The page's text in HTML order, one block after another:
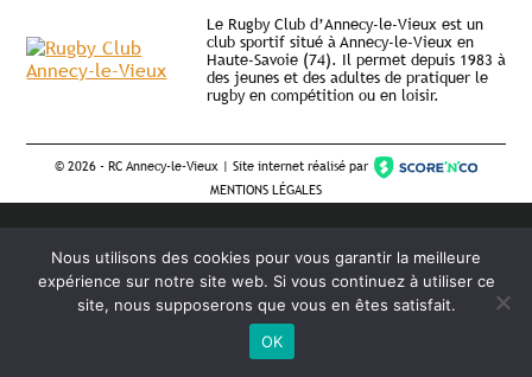
Le Rugby Club d’Annecy-le-Vieux est un
club sportif situé à Annecy-le-Vieux en
Haute-Savoie (74). Il permet depuis 1983 à
des jeunes et des adultes de pratiquer le
rugby en compétition ou en loisir.
©2026 - RC Annecy-le-Vieux | Site internet réalisé par
MENTIONS LÉGALES
Nous utilisons des cookies pour vous garantir la meilleure
expérience sur notre site web. Si vous continuez à utiliser ce
site, nous supposerons que vous en êtes satisfait.
OK